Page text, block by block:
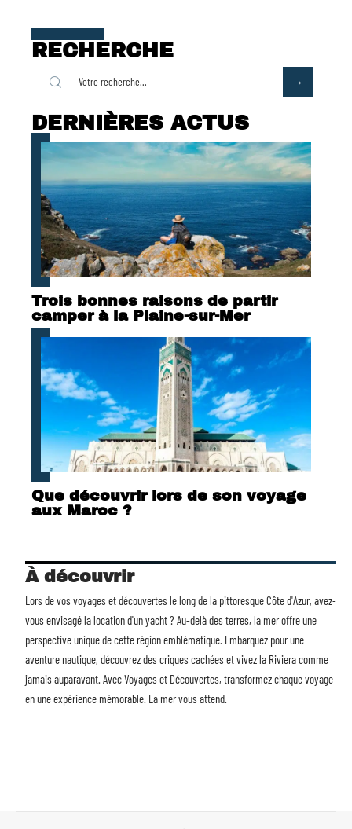
RECHERCHE
DERNIÈRES ACTUS
Trois bonnes raisons de partir
camper à la Plaine-sur-Mer
Que découvrir lors de son voyage
aux Maroc ?
À découvrir
Lors de vos voyages et découvertes le long de la pittoresque Côte d'Azur, avez-
vous envisagé lalocation d'un yacht? Au-delà des terres, la mer offre une
perspective unique de cette région emblématique. Embarquez pour une
aventure nautique, découvrez des criques cachées et vivez la Riviera comme
jamais auparavant. Avec Voyages et Découvertes, transformez chaque voyage
en une expérience mémorable. La mer vous attend.